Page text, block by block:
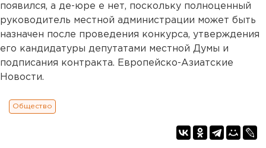
появился, а де-юре е нет, поскольку полноценный
руководитель местной администрации может быть
назначен после проведения конкурса, утверждения
его кандидатуры депутатами местной Думы и
подписания контракта. Европейско-Азиатские
Новости.
Общество